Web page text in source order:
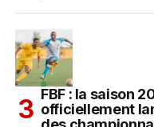
FBF : la saison
officiellement